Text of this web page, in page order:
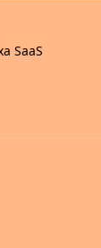
SaaS